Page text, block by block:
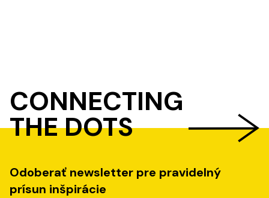
CONNECTING
THE DOTS
Odoberať newsletter pre pravidelný
prísun inšpirácie